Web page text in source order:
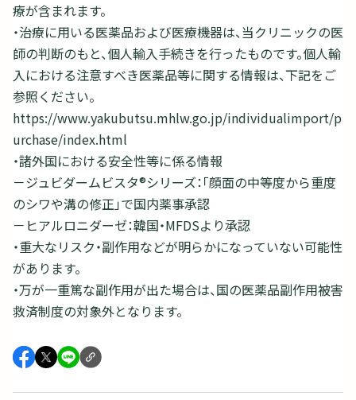
療が含まれます。
・治療に用いる医薬品および医療機器は、当クリニックの医
師の判断のもと、個人輸入手続きを行ったものです。個人輸
入における注意すべき医薬品等に関する情報は、下記をご
参照ください。
https://www.yakubutsu.mhlw.go.jp/individualimport/p
urchase/index.html
・諸外国における安全性等に係る情報
－ジュビダームビスタ®シリーズ：「顔面の中等度から重度
のシワや溝の修正」で国内薬事承認
－ヒアルロニダーゼ：韓国・MFDSより承認
・重大なリスク・副作用などが明らかになっていない可能性
があります。
・万が一重篤な副作用が出た場合は、国の医薬品副作用被害
救済制度の対象外となります。